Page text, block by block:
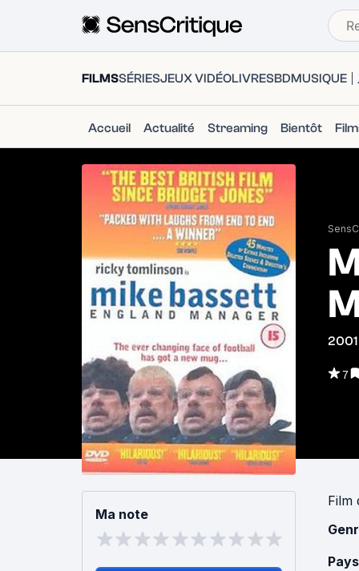
FILMSSÉRIESJEUX VIDÉOLIVRESBDMUSIQUE
Accueil Actualité Streaming Bientôt
2001
7
Ma note
Film